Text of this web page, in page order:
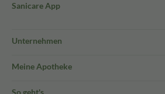
Sanicare App
Unternehmen
Meine Apotheke
So geht's